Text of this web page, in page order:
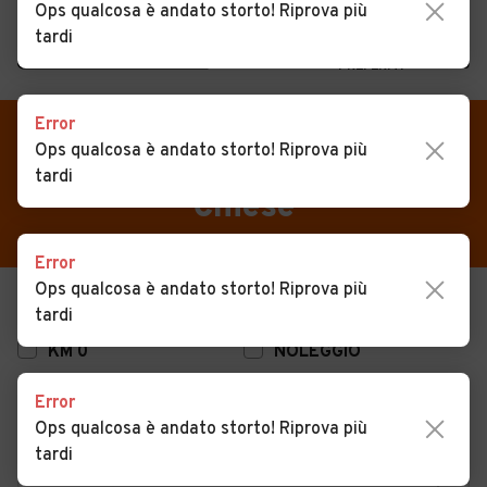
PREFERITI MENU
CERCA
Auto
Auto usate
Auto Km 0
Auto Nuove
Noleggio a lungo termine
Auto d'epoca
Moto
Camper
VENDI
MAGAZINE
ACCEDI
Auto usate in vendita Sabbio
Chiese
USATO
KM 0
NOLEGGIO
Ops qualcosa è andato storto! Riprova più
tardi
Error
Ops qualcosa è andato storto! Riprova più
tardi
Error
Ops qualcosa è andato storto! Riprova più
tardi
Error
Ops qualcosa è andato storto! Riprova più
tardi